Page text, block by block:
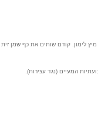
מיץ לימון. קודם שותים את כף שמן זית
המעיים (נגד עצירות).